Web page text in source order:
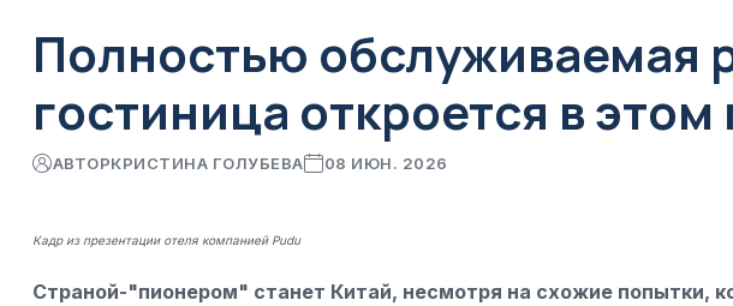
Полностью обслуживаемая
гостиница откроется в этом
АВТОРКРИСТИНА ГОЛУБЕВА 08 ИЮН. 2026
Кадр из презентации отеля компанией Pudu
Страной-"пионером" станет Китай, несмотря на схожие попытки,